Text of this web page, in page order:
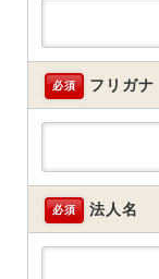
必須 フリガナ
必須 法人名